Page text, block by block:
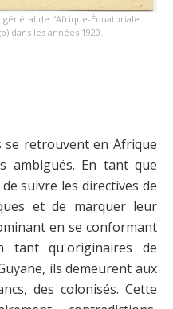
de l’Afrique-Équatoriale
dans les années 1920.
se retrouvent en Afrique
ambiguës. En tant que
suivre les directives de
et de marquer leur
en se conformant
tant qu'originaires de
ils demeurent aux
des colonisés. Cette